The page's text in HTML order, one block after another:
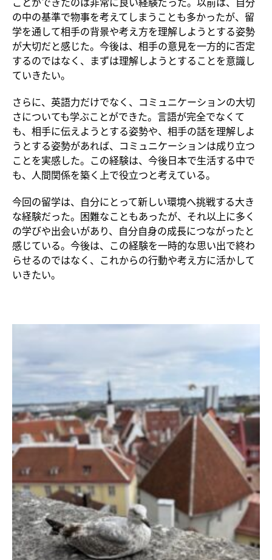
の中の基準で物事を考えてしまうことも多かったが、留
学を通して相手の背景や考え方を理解しようとする姿勢
が大切だと感じた。今後は、相手の意見を一方的に否定
するのではなく、まずは理解しようとすることを意識し
ていきたい。
さらに、英語力だけでなく、コミュニケーションの大切
さについても学ぶことができた。言語が完全でなくて
も、相手に伝えようとする姿勢や、相手の話を理解しよ
うとする姿勢があれば、コミュニケーションは成り立つ
ことを実感した。この経験は、今後日本で生活する中で
も、人間関係を築く上で役立つと考えている。
今回の留学は、自分にとって新しい環境へ挑戦する大き
な経験だった。困難なこともあったが、それ以上に多く
の学びや出会いがあり、自分自身の成長につながったと
感じている。今後は、この経験を一時的な思い出で終わ
らせるのではなく、これからの行動や考え方に活かして
いきたい。